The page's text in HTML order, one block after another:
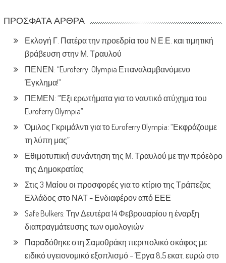
ΠΡΌΣΦΑΤΑ ΆΡΘΡΑ
Εκλογή Γ. Πατέρα την προεδρία του Ν.Ε.Ε. και τιμητική
βράβευση στην Μ. Τραυλού
ΠΕΝΕΝ: “Euroferry Olympia Επαναλαμβανόμενο
Έγκλημα!”
ΠΕΜΕΝ: “Έξι ερωτήματα για το ναυτικό ατύχημα του
Euroferry Olympia”
Όμιλος Γκριμάλντι για το Euroferry Olympia: “Εκφράζουμε
τη λύπη μας”
Εθιμοτυπική συνάντηση της Μ. Τραυλού με την πρόεδρο
της Δημοκρατίας
Στις 3 Μαίου οι προσφορές για το κτίριο της Τράπεζας
Ελλάδος στο ΝΑΤ – Ενδιαφέρον από ΕΕΕ
Safe Bulkers: Την Δευτέρα 14 Φεβρουαρίου η έναρξη
διαπραγμάτευσης των ομολογιών
Παραδόθηκε στη Σαμοθράκη περιπολικό σκάφος με
ειδικό υγειονομικό εξοπλισμό – Έργα 8,5 εκατ. ευρώ στο